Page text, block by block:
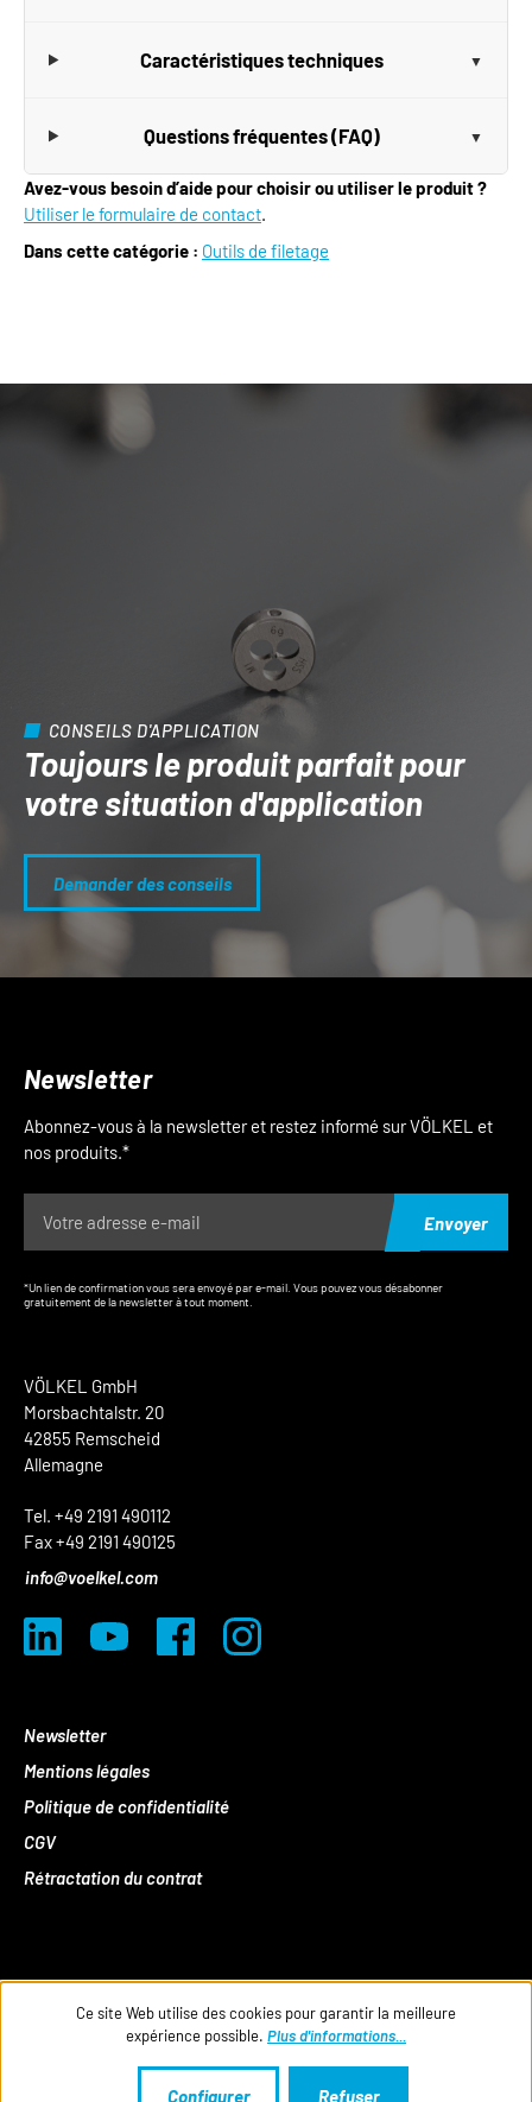
Caractéristiques techniques
Questions fréquentes (FAQ)
Avez-vous besoin d’aide pour choisir ou utiliser le produit ?
Utiliser le formulaire de contact.
Dans cette catégorie : Outils de filetage
CONSEILS D'APPLICATION
Toujours le produit parfait pour
votre situation d'application
Demander des conseils
VÖLKEL GmbH
Morsbachtalstr. 20
42855 Remscheid
Allemagne
Tel. +49 2191 490112
Fax +49 2191 490125
info@voelkel.com
Newsletter
Mentions légales
Politique de confidentialité
CGV
Rétractation du contrat
Newsletter
Abonnez-vous à la newsletter et restez informé sur VÖLKEL et
nos produits.*
Envoyer
*Un lien de confirmation vous sera envoyé par e-mail. Vous pouvez vous désabonner
gratuitement de la newsletter à tout moment.
Ce site Web utilise des cookies pour garantir la meilleure
expérience possible. Plus d'informations...
Refuser
Configurer